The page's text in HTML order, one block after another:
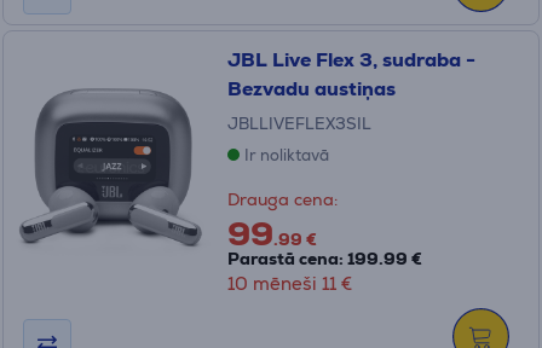
JBL Live Flex 3, sudraba -
Bezvadu austiņas
JBLLIVEFLEX3SIL
Ir noliktavā
Drauga cena:
99.99 €
Parastā cena: 199.99 €
10 mēneši 11 €